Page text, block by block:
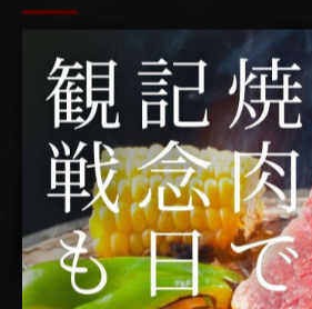
焼肉好きが香川県で満足する楽
焼肉好きなら、香川県での焼肉体験
が存在します。地元ならではのオリ
ったブランド肉を堪能できる店舗
供方法にこだわる店も目立ちます
友人と過ごす時間はもちろん、一
ど、多彩なシーンに合わせて選べ